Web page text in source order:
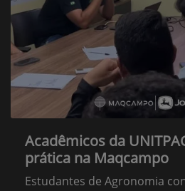
Acadêmicos da
prática na Maqcampo
Estudantes de Agronomia